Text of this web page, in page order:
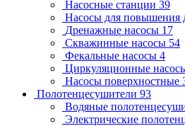
Насосные станции 39
Насосы для повышения
Дренажные насосы 17
Скважинные насосы 54
Фекальные насосы 4
Циркуляционные
Насосы поверхностные
Полотенцесушители 93
Водяные
Электрические